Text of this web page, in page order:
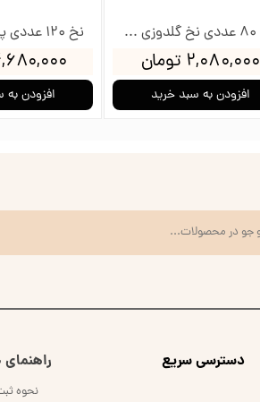
۴,۶۸۰,۰۰۰
افزودن به
پک 80 عددی نخ گلدوزی پنگوئن
۲,۰۸۰,۰۰۰ تومان
افزودن به سبد خرید
نحوه
​دسترسی سریع